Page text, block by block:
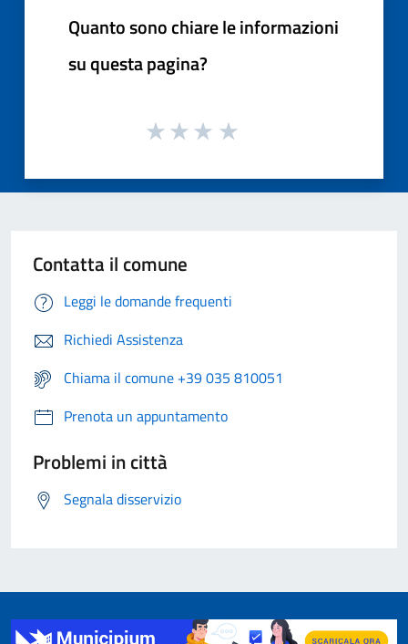
Quanto sono chiare le informazioni
su questa pagina?
Contatta il comune
Leggi le domande frequenti
Richiedi Assistenza
Chiama il comune +39 035 810051
Prenota un appuntamento
Problemi in città
Segnala disservizio